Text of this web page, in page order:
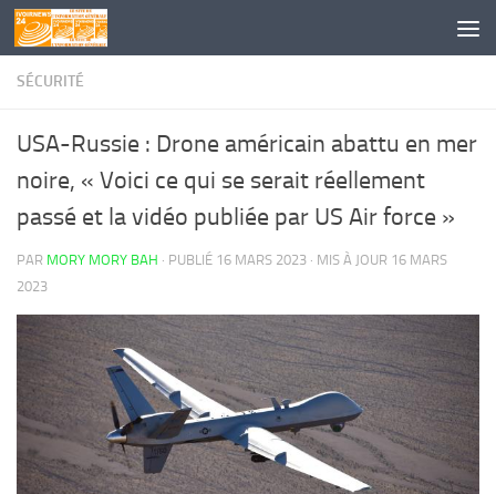
Skip to content
SÉCURITÉ
USA-Russie : Drone américain abattu en mer
noire, « Voici ce qui se serait réellement
passé et la vidéo publiée par US Air force »
PAR MORY MORY BAH · PUBLIÉ 16 MARS 2023 · MIS À JOUR 16 MARS
2023